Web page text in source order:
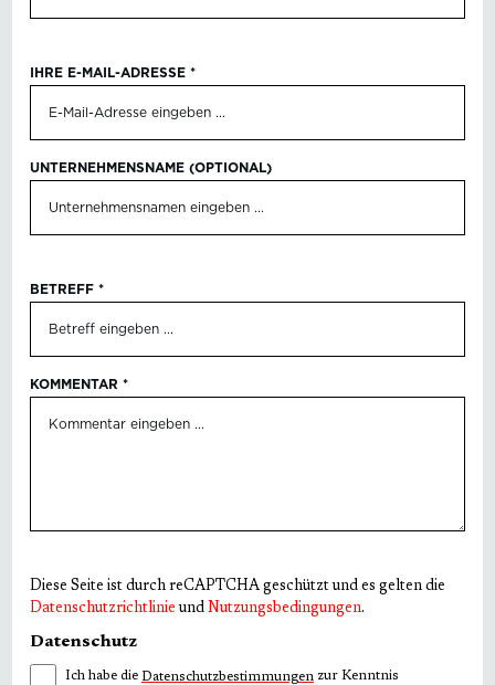
IHRE E-MAIL-ADRESSE *
UNTERNEHMENSNAME (OPTIONAL)
BETREFF *
KOMMENTAR *
Diese Seite ist durch reCAPTCHA geschützt und es gelten die
Datenschutzrichtlinie und Nutzungsbedingungen.
Datenschutz
Ich habe die Datenschutzbestimmungen zur Kenntnis